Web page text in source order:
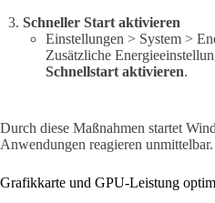
Schneller Start aktivieren
Einstellungen > System >
Zusätzliche
Schnellstart aktivieren.
Durch diese Maßnahmen startet
Anwendungen reagieren unmittelbar.
Grafikkarte und GPU-Leistung